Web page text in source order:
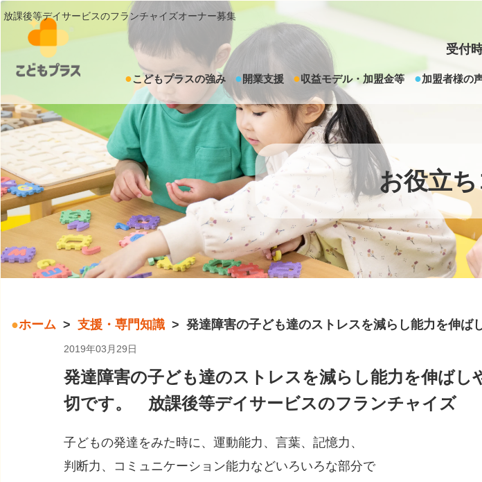
放課後等デイサービスのフランチャイズオーナー募集
受付
こどもプラスの強み 開業支援 収益モデル・加盟金等 加盟者様の
お役立
ホーム 支援・専門知識 発達障害の子ども達のストレスを減らし能力を伸
2019年03月29日
発達障害の子ども達のストレスを減らし能力を伸ばし
切です。 放課後等デイサービスのフランチャイズ
子どもの発達をみた時に、運動能力、言葉、記憶力、
判断力、コミュニケーション能力などいろいろな部分で